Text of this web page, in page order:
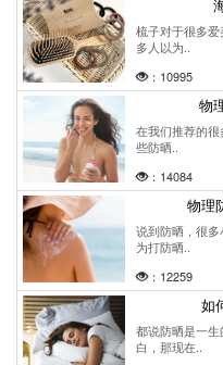
梳子对于很多
多人以为..
：10995
物
在我们推荐的
些防晒..
：14084
物理
说到防晒，很
为打防晒..
：12259
如
都说防晒是一
白，那现在..